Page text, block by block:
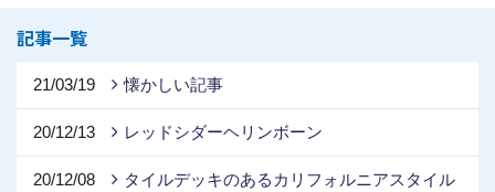
記事一覧
21/03/19 懐かしい記事
20/12/13 レッドシダーヘリンボーン
20/12/08
タイルデッキのあるカリフォルニアスタイル